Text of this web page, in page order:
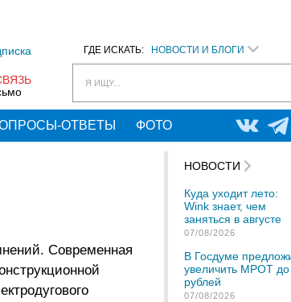
ГДЕ ИСКАТЬ: НОВОСТИ И БЛОГИ
Я ИЩУ...
ОТВЕТЫ ФОТО
Современная
НОВОСТИ
Куда уходит лето:
Wink знает, чем
заняться в августе
07/08/2026
В Госдуме
увеличить МРОТ
рублей
07/08/2026